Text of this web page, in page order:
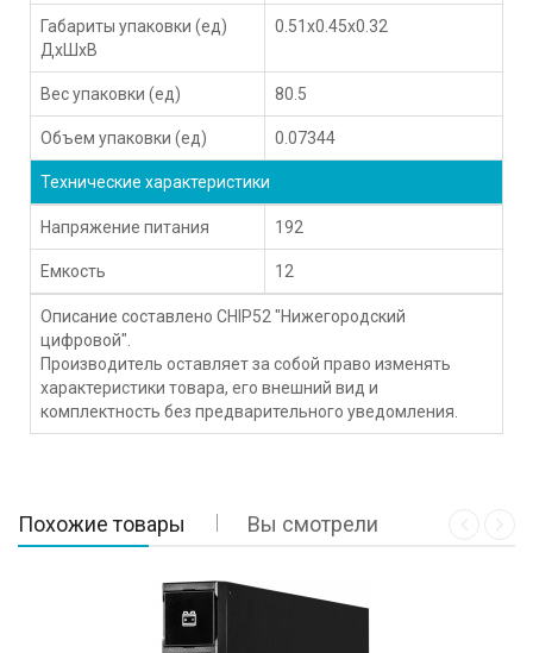
Габариты упаковки (ед)
ДхШхВ
0.51x0.45x0.32
Вес упаковки (ед) 80.5
Объем упаковки (ед) 0.07344
Технические характеристики
Напряжение питания 192
Емкость 12
Описание составлено CHIP52 "Нижегородский
цифровой".
Производитель оставляет за собой право изменять
характеристики товара, его внешний вид и
комплектность без предварительного уведомления.
Похожие товары Вы смотрели